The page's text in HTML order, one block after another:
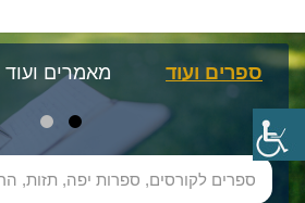
ספרים ועוד מאמרים ועוד